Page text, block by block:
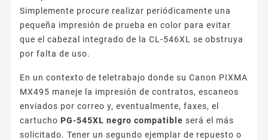
Simplemente procure realizar periódicamente una
pequeña impresión de prueba en color para evitar
que el cabezal integrado de la CL-546XL se obstruya
por falta de uso.
En un contexto de teletrabajo donde su Canon PIXMA
MX495 maneje la impresión de contratos, escaneos
enviados por correo y, eventualmente, faxes, el
cartucho PG-545XL negro compatible será el más
solicitado. Tener un segundo ejemplar de repuesto o